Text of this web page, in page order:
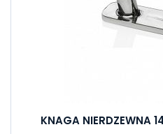
KNAGA NIERDZEWNA